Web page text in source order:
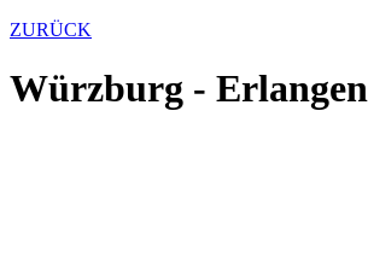
ZURÜCK
Würzburg - Erlangen